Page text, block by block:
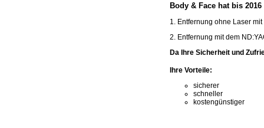
Body & Face hat bis
1. Entfernung ohne Laser
2. Entfernung mit dem
Da Ihre Sicherheit und
Ihre Vorteile:
sicherer
schneller
kostengünstiger